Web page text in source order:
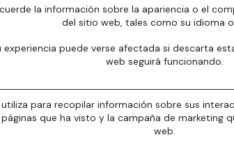
la información sobre la apariencia o el
del sitio web, tales como su idioma
experiencia puede verse afectada si descarta
web seguirá funcionando.
utiliza para recopilar información sobre sus
que ha visto y la campaña de marketing
web.